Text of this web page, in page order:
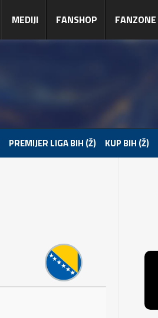
MEDIJI FANSHOP FANZONE
PREMIJER LIGA BIH (Ž) KUP BIH (Ž)